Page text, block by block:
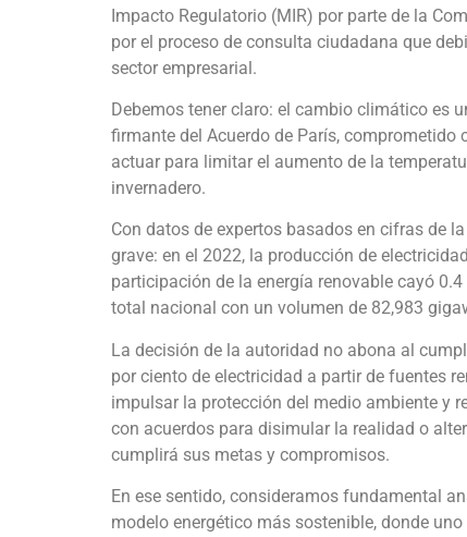
Impacto Regulatorio (MIR) por parte de la
por el proceso de consulta ciudadana que
sector empresarial.
Debemos tener claro: el cambio climático es
firmante del Acuerdo de París,
actuar para limitar el aumento de la
invernadero.
Con datos de expertos basados en cifras de
grave: en el 2022, la producción de
participación de la energía renovable cayó
total nacional con un volumen de 82,983
La decisión de la autoridad no abona al
por ciento de electricidad a partir de fuentes
impulsar la protección del medio ambiente y
con acuerdos para disimular la realidad o
cumplirá sus metas y compromisos.
En ese sentido, consideramos fundamental
modelo energético más sostenible, donde